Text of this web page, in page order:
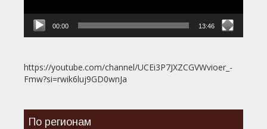
00:00 13:46
https://youtube.com/channel/UCEi3P7JXZCGVWvioer_-
Fmw?si=rwik6luj9GD0wnJa
По регионам